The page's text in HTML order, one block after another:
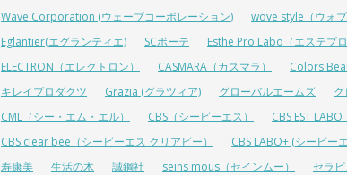
Wave Corporation (ウェーブコーポレーション)
wove style（ウォブ
Eglantier(エグランティエ)
SCボーテ Esthe Pro Labo（エステプロ
ELECTRON（エレクトロン）
CASMARA（カスマラ） Colors
キレイプロダクツ
Grazia (グラツィア) グローバルエームズ
CML（シー・エム・エル）
CBS（シービーエス）
CBS EST
CBS clear bee（シービーエス クリアビー）
CBS LABO+ (シービー
寿康美
生活の木 誠鋼社 seins mous（セインムー） セラ